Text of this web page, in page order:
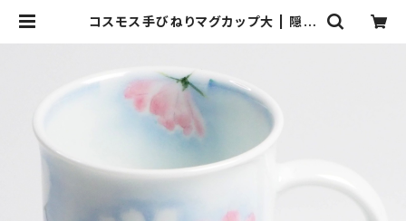
コスモス手びねりマグカップ大 | 隠れ